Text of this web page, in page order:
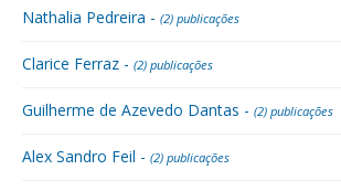
Nathalia Pedreira - (2) publicações
Clarice Ferraz - (2) publicações
Guilherme de Azevedo Dantas - (2) publicações
Alex Sandro Feil - (2) publicações